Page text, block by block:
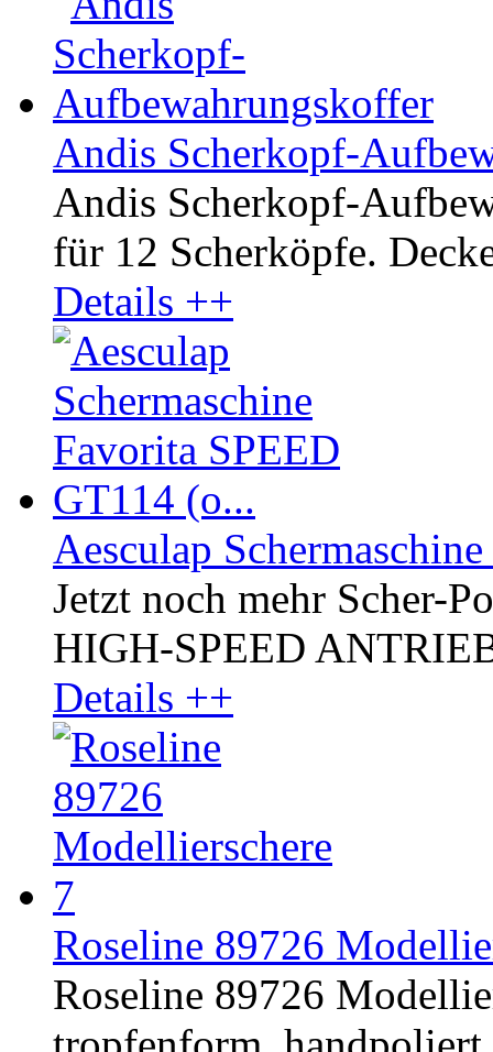
Andis Scherkopf-
Andis Scherkopf-
für 12 Scherköpfe.
Details ++
Aesculap
Jetzt noch mehr Scher-
HIGH-SPEED
Details ++
Roseline 89726
Roseline 89726